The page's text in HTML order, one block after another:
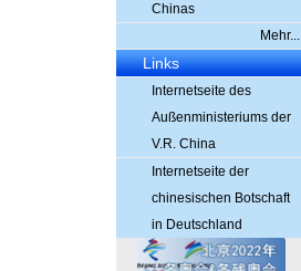
Chinas
Mehr...
Links
Internetseite des
Außenministeriums der
V.R. China
Internetseite der
chinesischen Botschaft
in Deutschland